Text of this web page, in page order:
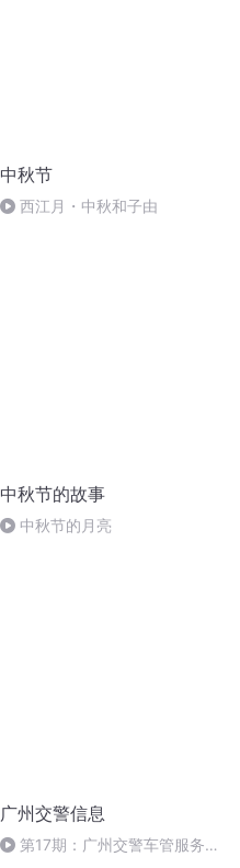
中秋节
西江月・中秋和子由
中秋节的故事
中秋节的月亮
广州交警信息
第17期：广州交警车管服务